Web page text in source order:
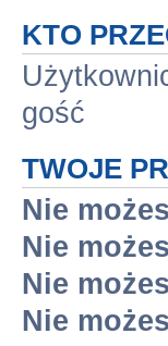
KTO
gość
TWOJE
Nie
Nie
Nie
Nie